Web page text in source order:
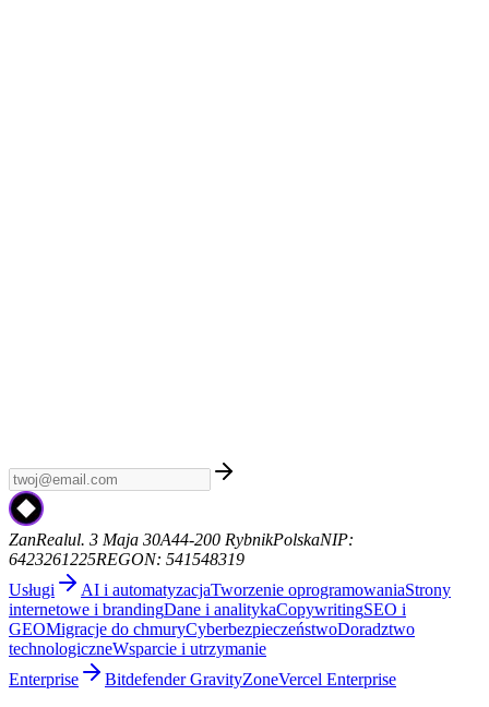
ZanRealul. 3 Maja 30A44-200 RybnikPolskaNIP:
6423261225REGON: 541548319
Usługi
AI i automatyzacjaTworzenie oprogramowaniaStrony
internetowe i brandingDane i analitykaCopywritingSEO i
GEOMigracje do chmuryCyberbezpieczeństwoDoradztwo
technologiczneWsparcie i utrzymanie
Enterprise
Bitdefender GravityZoneVercel Enterprise